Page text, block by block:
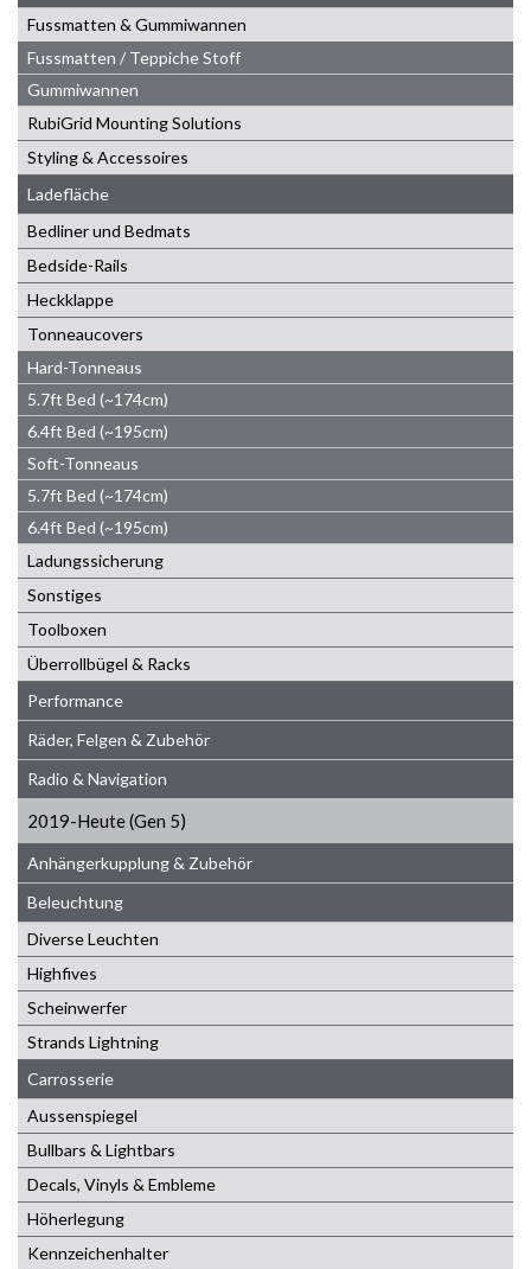
Fussmatten & Gummiwannen
Fussmatten / Teppiche Stoff
Gummiwannen
RubiGrid Mounting Solutions
Styling & Accessoires
Ladefläche
Bedliner und Bedmats
Bedside-Rails
Heckklappe
Tonneaucovers
Hard-Tonneaus
5.7ft Bed (~174cm)
6.4ft Bed (~195cm)
Soft-Tonneaus
5.7ft Bed (~174cm)
6.4ft Bed (~195cm)
Ladungssicherung
Sonstiges
Toolboxen
Überrollbügel & Racks
Performance
Räder, Felgen & Zubehör
Radio & Navigation
2019-Heute (Gen 5)
Anhängerkupplung & Zubehör
Beleuchtung
Diverse Leuchten
Highfives
Scheinwerfer
Strands Lightning
Carrosserie
Aussenspiegel
Bullbars & Lightbars
Decals, Vinyls & Embleme
Höherlegung
Kennzeichenhalter